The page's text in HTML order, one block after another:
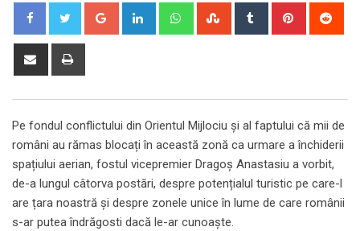
Google+ LinkedIn WhatsappStumbleUpon
Tumblr Pinterest
Share
Pe fondul conflictului din Orientul Mijlociu și al faptului că mii de
români au rămas blocați în această zonă ca urmare a închiderii
spațiului aerian, fostul vicepremier Dragoș Anastasiu a vorbit,
de-a lungul câtorva postări, despre potențialul turistic pe care-l
are țara noastră și despre zonele unice în lume de care românii
s-ar putea îndrăgosti dacă le-ar cunoaște.